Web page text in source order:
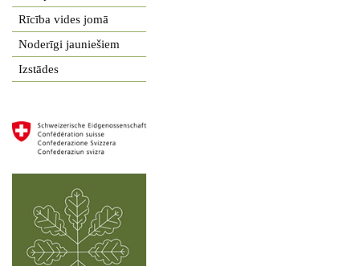
Rīcība vides jomā
Noderīgi jauniešiem
Izstādes